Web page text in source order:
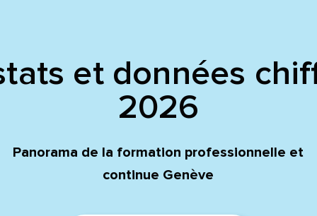
et données
2026
Panorama de la formation professionnelle et
continue Genève